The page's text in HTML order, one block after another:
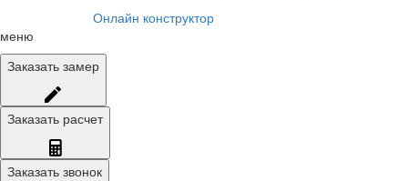
Онлайн конструктор
меню
Заказать замер
Заказать расчет
Заказать звонок